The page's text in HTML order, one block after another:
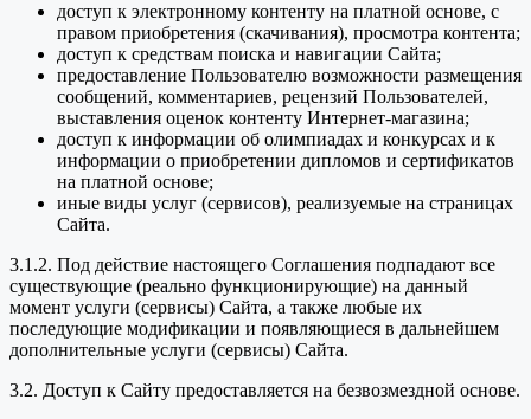
доступ к электронному контенту на платной основе, с
правом приобретения (скачивания), просмотра контента;
доступ к средствам поиска и навигации Сайта;
предоставление Пользователю возможности размещения
сообщений, комментариев, рецензий Пользователей,
выставления оценок контенту Интернет-магазина;
доступ к информации об олимпиадах и конкурсах и к
информации о приобретении дипломов и сертификатов
на платной основе;
иные виды услуг (сервисов), реализуемые на страницах
Сайта.
3.1.2. Под действие настоящего Соглашения подпадают все
существующие (реально функционирующие) на данный
момент услуги (сервисы) Сайта, а также любые их
последующие модификации и появляющиеся в дальнейшем
дополнительные услуги (сервисы) Сайта.
3.2. Доступ к Сайту предоставляется на безвозмездной основе.